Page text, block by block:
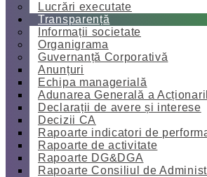
Lucrări executate
Transparență
Informații societate
Organigrama
Guvernanță Corporativă
Anunțuri
Echipa managerială
Adunarea Generală a
Declarații de avere și interese
Decizii CA
Rapoarte indicatori de
Rapoarte de activitate
Rapoarte DG&DGA
Rapoarte Consiliul de